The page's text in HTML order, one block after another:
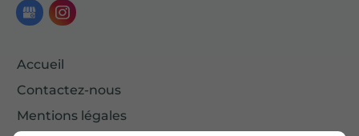
Accueil
Contactez-nous
Mentions légales